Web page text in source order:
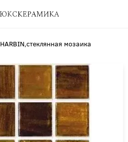
HARBIN,стеклянная мозаика